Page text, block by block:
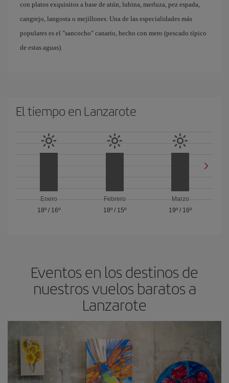
con platos exquisitos a base de atún, lubina, merluza, pez espada,
cangrejo, langosta o mejillones. Una de las especialidades más
populares es el "sancocho" canario, hecho con mero (pescado típico
de estas aguas).
El tiempo en Lanzarote
Enero
18º/ 16º
Febrero
18º/ 15º
Marzo
19º / 16º
Eventos en los destinos de
nuestros vuelos baratos a
Lanzarote